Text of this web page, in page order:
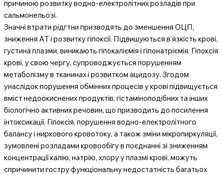
причиною розвитку водно-електролітних розладів при
сальмонельозі.
Значні втрати рідгтни призводять до зменшення ОЦП,
зниження АТ і розвитку гіпоксії. Підвишуються в’язкість крові,
густина плазми, виникають гіпокаліємія і гіпонатріємія. Гіпоксія
крові, у свою чергу, супроводжується порушенням
метаболізму в тканинах і розвитком ацидозу. Згодом
унаслідок порушення обмінних процесів у крові підвищується
вміст недоокиснених продуктів, гістаміноподібних та інших
біологічно активних речовин, що призводить до посилення
інтоксикації. Гіпоксія, порушення водно-електролітного
балансу і ниркового кровотоку, а також зміни мікропиркуляції,
зумовлені розладами кровообігу в поєднанні зі зниженням
концентрації калію, натрію, хлору у плазмі крові, можуть
спричинити гостру функціональну недостатність багатьох